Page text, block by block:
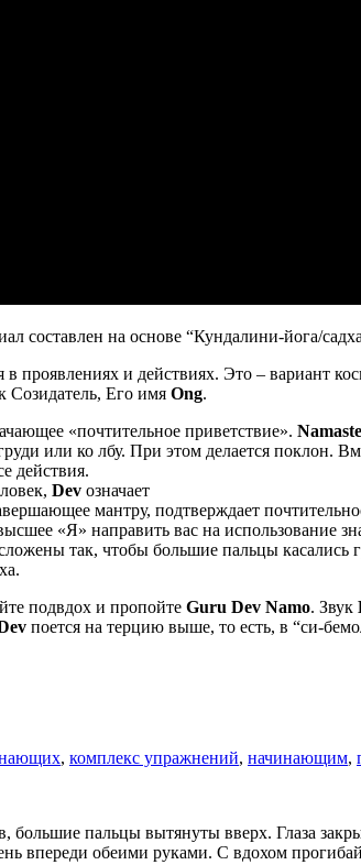
составлен на основе “Кундалини-йога/
проявлениях и действиях. Это – вариант
Созидатель, Его имя Оng.
«почтительное приветствие». Namaste
или ко лбу. При этом делается поклон.
действия.
Dev означает
мантру, подтверждает
«Я» направить вас на
так, чтобы большие пальцы
подвдох и пропойте Guru Dev Namo. Звук
поется на терцию выше, то есть, в “си-
, комплекс упражнений, начинающим,
большие пальцы вытянуты вверх. Глаза
впереди обеими руками. С вдохом